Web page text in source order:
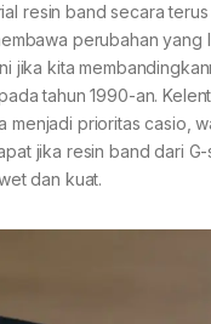
resin band secara
perubahan yang
jika kita
tahun 1990-an.
menjadi prioritas casio,
jika resin band dari
dan kuat.